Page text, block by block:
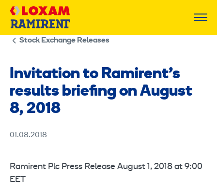
Skip
Stock Exchange Releases
Invitation to Ramirent’s
results briefing on August
8, 2018
01.08.2018
Ramirent Plc Press Release August 1, 2018 at 9:00
EET